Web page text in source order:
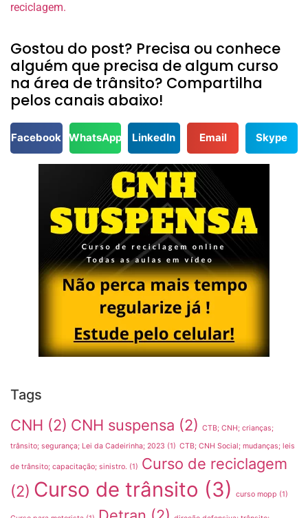
reciclagem.
Gostou do post? Precisa ou conhece
alguém que precisa de algum curso
na área de trânsito? Compartilha
pelos canais abaixo!
Facebook WhatsApp LinkedIn Email Skype
Tags
CNH (2) CNH suspensa (2) CTB; CNH; crianças;
trânsito; segurança; Lei da Cadeirinha; 2023 (1) CTB; CNH Social; mudanças; leis
de trânsito; capacitação; sinistro. (1) Curso de reciclagem
(2) Curso de trânsito (3) curso mopp (1)